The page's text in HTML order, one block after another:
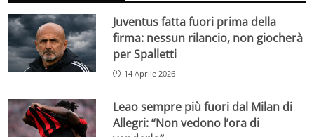
Juventus fatta fuori prima della
firma: nessun rilancio, non giocherà
per Spalletti
14 Aprile 2026
Leao sempre più fuori dal Milan di
Allegri: “Non vedono l’ora di